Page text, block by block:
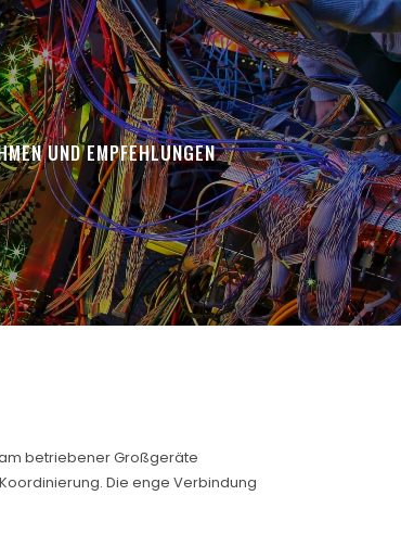
UND EMPFEHLUNGEN
betriebener Großgeräte
Die enge Verbindung